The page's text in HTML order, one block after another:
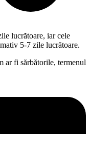
lucrătoare, iar cele
5-7 zile lucrătoare.
ar fi sărbătorile, termenul